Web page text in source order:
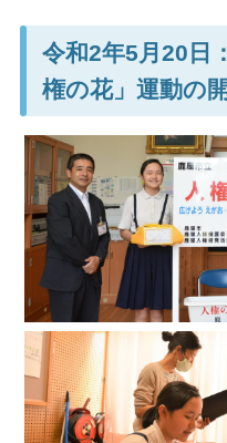
令和2年5月20日
権の花」運動の